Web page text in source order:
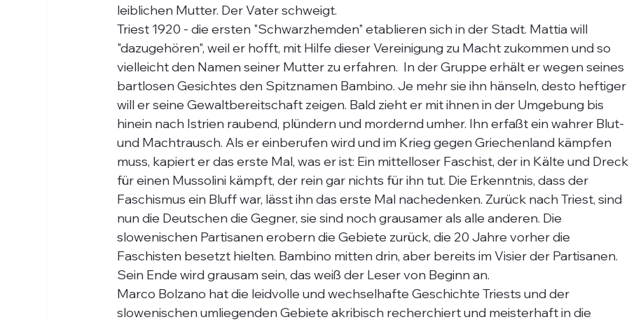
leiblichen Mutter. Der Vater schweigt.
Triest 1920 - die ersten "Schwarzhemden" etablieren sich in der Stadt. Mattia will
"dazugehören", weil er hofft, mit Hilfe dieser Vereinigung zu Macht zukommen und so
vielleicht den Namen seiner Mutter zu erfahren.  In der Gruppe erhält er wegen seines
bartlosen Gesichtes den Spitznamen Bambino. Je mehr sie ihn hänseln, desto heftiger
will er seine Gewaltbereitschaft zeigen. Bald zieht er mit ihnen in der Umgebung bis
hinein nach Istrien raubend, plündern und mordernd umher. Ihn erfaßt ein wahrer Blut-
und Machtrausch. Als er einberufen wird und im Krieg gegen Griechenland kämpfen
muss, kapiert er das erste Mal, was er ist: Ein mittelloser Faschist, der in Kälte und Dreck
für einen Mussolini kämpft, der rein gar nichts für ihn tut. Die Erkenntnis, dass der
Faschismus ein Bluff war, lässt ihn das erste Mal nachedenken. Zurück nach Triest, sind
nun die Deutschen die Gegner, sie sind noch grausamer als alle anderen. Die
slowenischen Partisanen erobern die Gebiete zurück, die 20 Jahre vorher die
Faschisten besetzt hielten. Bambino mitten drin, aber bereits im Visier der Partisanen.
Sein Ende wird grausam sein, das weiß der Leser von Beginn an.
Marco Bolzano hat die leidvolle und wechselhafte Geschichte Triests und der
slowenischen umliegenden Gebiete akribisch recherchiert und meisterhaft in die